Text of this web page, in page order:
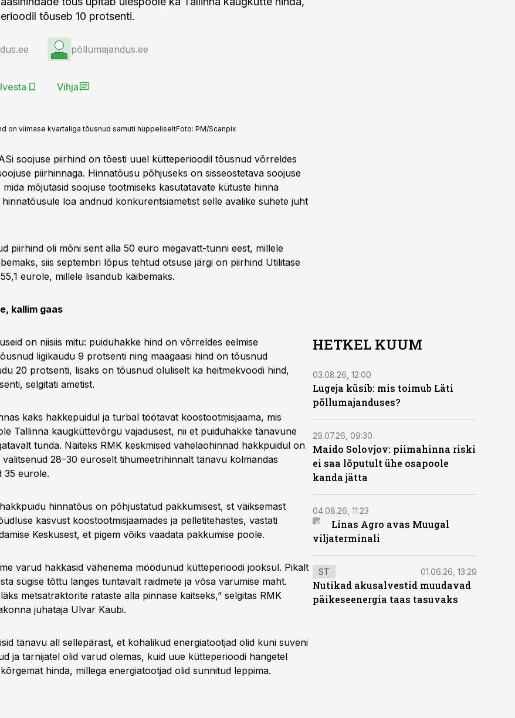
tõuseb 10 protsenti.
põllumajandus.ee
Vihja
on viimase kvartaliga tõusnud samuti hüppeliseltFoto: PM/Scanpix
soojuse piirhind on tõesti uuel kütteperioodil tõusnud võrreldes
piirhinnaga. Hinnatõusu põhjuseks on sisseostetava soojuse
mõjutasid soojuse tootmiseks kasutatavate kütuste hinna
hinnatõusule loa andnud konkurentsiametist selle avalike suhete juht
piirhind oli mõni sent alla 50 euro megavatt-tunni eest, millele
siis septembri lõpus tehtud otsuse järgi on piirhind Utilitase
eurole, millele lisandub käibemaks.
kallim gaas
on niisiis mitu: puiduhakke hind on võrreldes eelmise
ligikaudu 9 protsenti ning maagaasi hind on tõusnud
20 protsenti, lisaks on tõusnud oluliselt ka heitmekvoodi hind,
selgitati ametist.
kaks hakkepuidul ja turbal töötavat koostootmisjaama, mis
Tallinna kaugküttevõrgu vajadusest, nii et puiduhakke tänavune
tunda. Näiteks RMK keskmised vahelaohinnad hakkpuidul on
valitsenud 28–30 euroselt tihumeetrihinnalt tänavu kolmandas
35 eurole.
hinnatõus on põhjustatud pakkumisest, st väiksemast
kasvust koostootmisjaamades ja pelletitehastes, vastati
Keskusest, et pigem võiks vaadata pakkumise poole.
varud hakkasid vähenema möödunud kütteperioodi jooksul. Pikalt
sügise tõttu langes tuntavalt raidmete ja võsa varumise maht.
metsatraktorite rataste alla pinnase kaitseks,” selgitas RMK
juhataja Ulvar Kaubi.
tänavu all sellepärast, et kohalikud energiatootjad olid kuni suveni
ja tarnijatel olid varud olemas, kuid uue kütteperioodi hangetel
hinda, millega energiatootjad olid sunnitud leppima.
HETKEL KUUM
03.08.26, 12:00
Lugeja küsib: mis toimub Läti
põllumajanduses?
29.07.26, 09:30
Maido Solovjov: piimahinna riski
ei saa lõputult ühe osapoole
kanda jätta
04.08.26, 11:23
Linas Agro avas Muugal
viljaterminali
ST 01.06.26, 13:29
Nutikad akusalvestid muudavad
päikeseenergia taas tasuvaks